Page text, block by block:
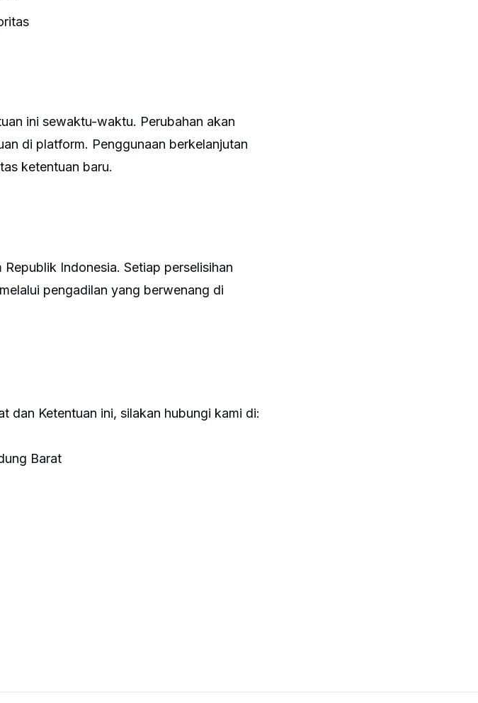
ini sewaktu-waktu. Perubahan akan
di platform. Penggunaan berkelanjutan
ketentuan baru.
Indonesia. Setiap perselisihan
pengadilan yang berwenang di
dan Ketentuan ini, silakan hubungi kami di:
Barat